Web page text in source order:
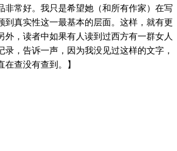
非常好。我只是希望她（和所有作家）在写
到真实性这一最基本的层面。这样，就有更
外，读者中如果有人读到过西方有一群女人
录，告诉一声，因为我没见过这样的文字，
查没有查到。】